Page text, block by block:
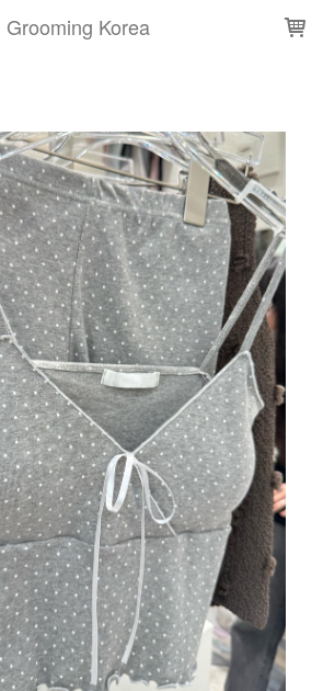
Grooming Korea